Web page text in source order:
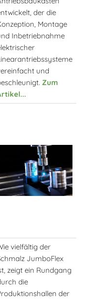
der die
Montage
Inbetriebnahme
und
Zum
vielfältig der
JumboFlex
zeigt ein Rundgang
die
der